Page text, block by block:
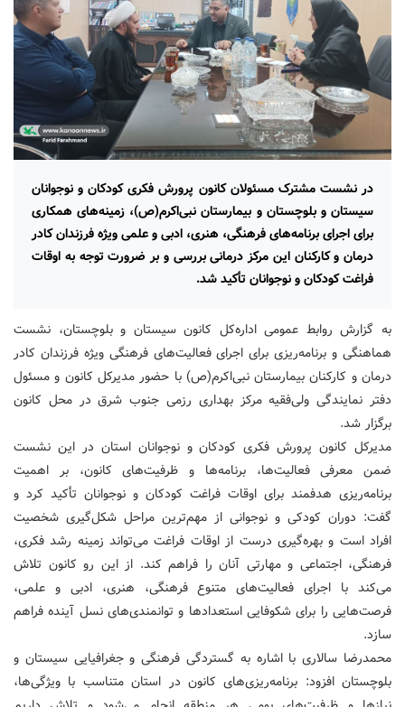
در نشست مشترک مسئولان کانون پرورش فکری کودکان و نوجوانان
سیستان و بلوچستان و بیمارستان نبی‌اکرم(ص)، زمینه‌های همکاری
برای اجرای برنامه‌های فرهنگی، هنری، ادبی و علمی ویژه فرزندان کادر
درمان و کارکنان این مرکز درمانی بررسی و بر ضرورت توجه به اوقات
فراغت کودکان و نوجوانان تأکید شد.
به گزارش روابط عمومی اداره‌کل کانون سیستان و بلوچستان، نشست
هماهنگی و برنامه‌ریزی برای اجرای فعالیت‌های فرهنگی ویژه فرزندان کادر
درمان و کارکنان بیمارستان نبی‌اکرم(ص) با حضور مدیرکل کانون و مسئول
دفتر نمایندگی ولی‌فقیه مرکز بهداری رزمی جنوب شرق در محل کانون
برگزار شد.
مدیرکل کانون پرورش فکری کودکان و نوجوانان استان در این نشست
ضمن معرفی فعالیت‌ها، برنامه‌ها و ظرفیت‌های کانون، بر اهمیت
برنامه‌ریزی هدفمند برای اوقات فراغت کودکان و نوجوانان تأکید کرد و
گفت: دوران کودکی و نوجوانی از مهم‌ترین مراحل شکل‌گیری شخصیت
افراد است و بهره‌گیری درست از اوقات فراغت می‌تواند زمینه رشد فکری،
فرهنگی، اجتماعی و مهارتی آنان را فراهم کند. از این رو کانون تلاش
می‌کند با اجرای فعالیت‌های متنوع فرهنگی، هنری، ادبی و علمی،
فرصت‌هایی را برای شکوفایی استعدادها و توانمندی‌های نسل آینده فراهم
سازد.
محمدرضا سالاری با اشاره به گستردگی فرهنگی و جغرافیایی سیستان و
بلوچستان افزود: برنامه‌ریزی‌های کانون در استان متناسب با ویژگی‌ها،